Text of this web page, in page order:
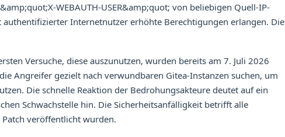
WEBAUTH-USER&amp;quot; von beliebigen Quell-IP-
authentifizierter Internetnutzer erhöhte Berechtigungen erlangen. Die
Versuche, diese auszunutzen, wurden bereits am 7. Juli 2026
Angreifer gezielt nach verwundbaren Gitea-Instanzen suchen, um
Die schnelle Reaktion der Bedrohungsakteure deutet auf ein
Schwachstelle hin. Die Sicherheitsanfälligkeit betrifft alle
veröffentlicht wurden.